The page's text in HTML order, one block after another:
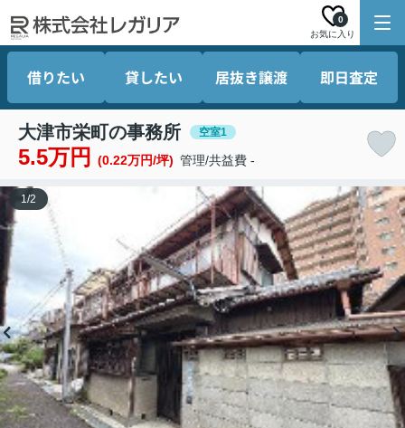
お気に入り
0
借りたい 貸したい 居抜き譲渡 即日査定
大津市栄町の事務所 空室1
5.5万円 (0.22万円/坪) 管理/共益費 -
1/2